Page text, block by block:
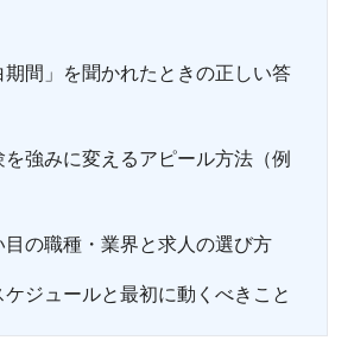
間」を聞かれたときの正しい答
を強みに変えるアピール方法（例
目の職種・業界と求人の選び方
ジュールと最初に動くべきこと